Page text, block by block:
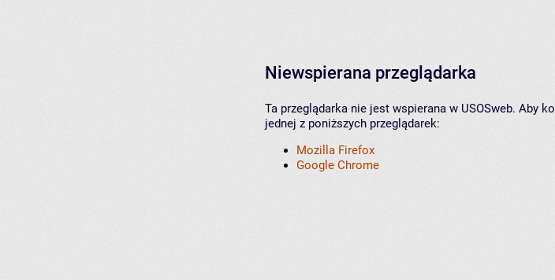
Niewspierana przeglądarka
Ta przeglądarka nie jest wspierana w USOSweb. Aby
jednej z poniższych przeglądarek:
Mozilla Firefox
Google Chrome